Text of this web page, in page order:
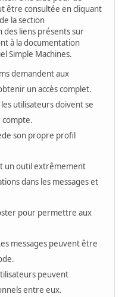
être consultée en cliquant
la section
liens présents sur
à la documentation
Simple Machines.
demandent aux
un accès complet.
utilisateurs doivent se
compte.
son propre profil
un outil extrêmement
dans les messages et
pour permettre aux
messages peuvent être
peuvent
entre eux.